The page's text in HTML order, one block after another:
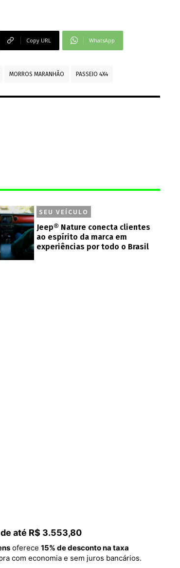
Copy URL WhatsApp
MORROS MARANHÃO
PASSEIO 4X4
SEU VEÍCULO
Jeep® Nature conecta clientes
ao espírito da marca em
experiências por todo o Brasil
até R$ 3.553,80
oferece 15% de desconto na taxa
com economia e sem juros bancários.